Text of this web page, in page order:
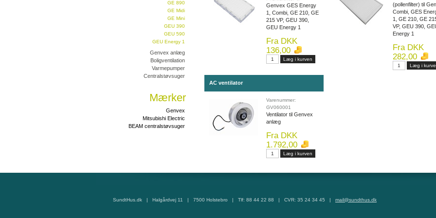
GE 890
GE Midi
GE Mini
GEU 390
GEU 590
GEU Energy 1
Genvex anlæg
Boligventilation
Varmepumper
Centralstøvsuger
Mærker
Genvex
Mitsubishi Electric
BEAM centralstøvsuger
Genvex GES Energy
1, Combi, GE 210, GE
215 VP, GEU 390,
GEU Energy 1
Fra DKK
136,00
(pollenfilter) til
Combi, GES
1, GE 210, GE
VP, GEU 390,
Energy 1
Fra DKK
282,00
AC ventilator
Varenummer:
GV060001
Ventilator til Genvex
anlæg
Fra DKK
1.792,00
SundtHus.dk | Halgårdvej 11 | 7500 Holstebro | Tlf: 88 44 22 88 | CVR: 35 24 34 45 | mail@sundthus.dk